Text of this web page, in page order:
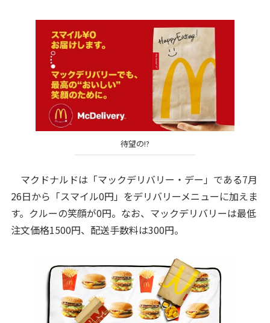
待望の!?
マクドナルドは「マックデリバリー・デー」である7月
26日から「スマイル0円」をデリバリーメニューに加えま
す。クルーの笑顔が0円。なお、マックデリバリーは最低
注文価格1500円、配送手数料は300円。